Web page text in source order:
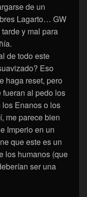
de un
Lagarto… GW
y mal para
de todo este
Eso
haga reset, pero
al pedo los
Enanos o los
me parece bien
Imperio en un
que este es un
los humanos (que
ser una